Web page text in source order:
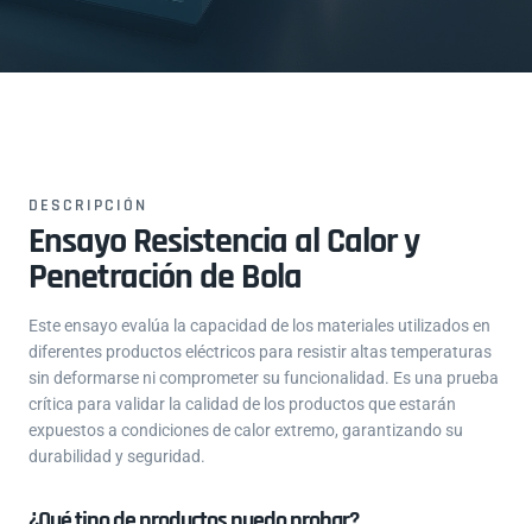
DESCRIPCIÓN
Ensayo Resistencia al Calor y
Penetración de Bola
Este ensayo evalúa la capacidad de los materiales utilizados en
diferentes productos eléctricos para resistir altas temperaturas
sin deformarse ni comprometer su funcionalidad. Es una prueba
crítica para validar la calidad de los productos que estarán
expuestos a condiciones de calor extremo, garantizando su
durabilidad y seguridad.